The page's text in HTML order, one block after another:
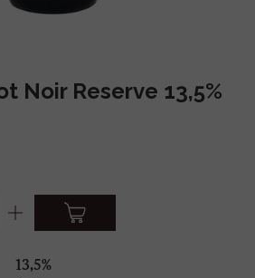
Noir Reserve 13,5%
13,5%